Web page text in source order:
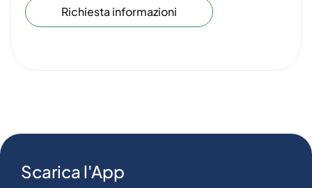
Richiesta informazioni
Scarica l'App